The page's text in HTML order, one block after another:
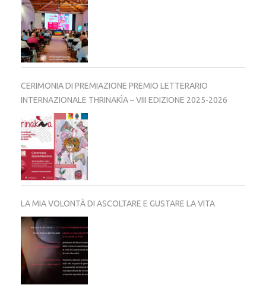
CERIMONIA DI PREMIAZIONE PREMIO LETTERARIO
INTERNAZIONALE THRINAKÌA – VIII EDIZIONE 2025-2026
LA MIA VOLONTÀ DI ASCOLTARE E GUSTARE LA VITA